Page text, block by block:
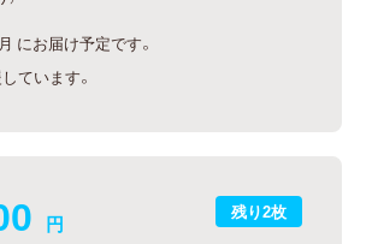
にお届け予定です。
ています。
残り2枚
円